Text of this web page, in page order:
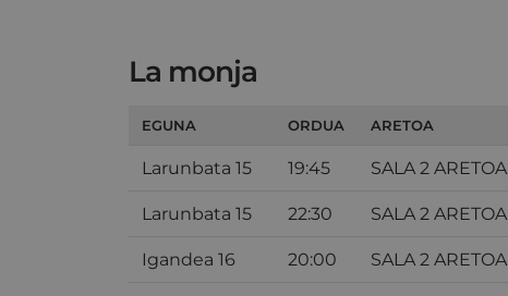
La monja
EGUNA ORDUA ARETOA
Larunbata 15 19:45 SALA 2 ARETOA
Larunbata 15 22:30 SALA 2 ARETOA
Igandea 16 20:00 SALA 2 ARETOA